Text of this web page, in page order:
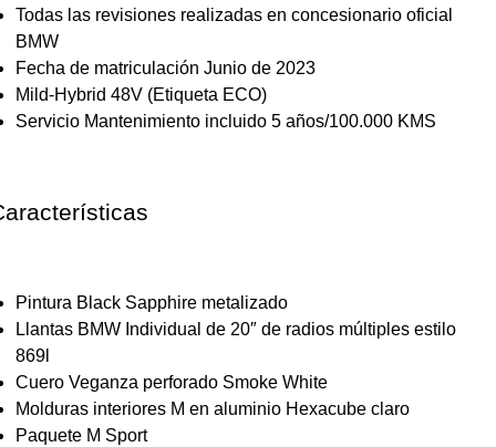
Todas las revisiones realizadas en concesionario oficial
BMW
Fecha de matriculación Junio de 2023
Mild-Hybrid 48V (Etiqueta ECO)
Servicio Mantenimiento incluido 5 años/100.000 KMS
Pintura Black Sapphire metalizado
Llantas BMW Individual de 20″ de radios múltiples estilo
869l
Cuero Veganza perforado Smoke White
Molduras interiores M en aluminio Hexacube claro
Paquete M Sport